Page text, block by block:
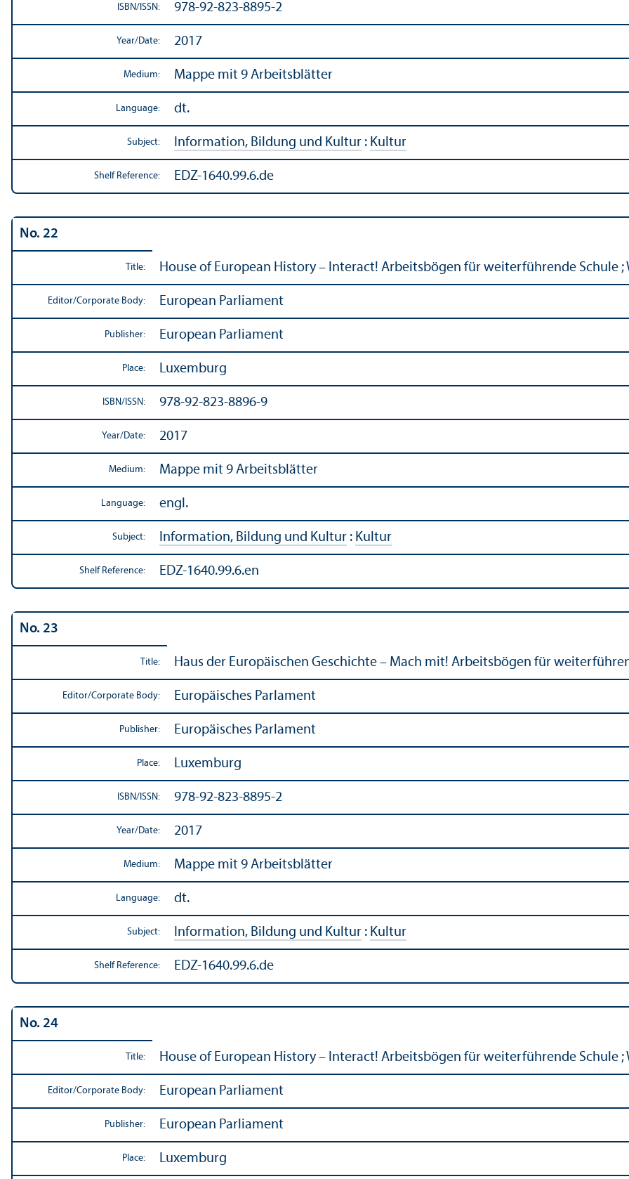
ISBN/ISSN: 978-92-823-8895-2
Year/Date: 2017
Medium: Mappe mit 9 Arbeitsblätter
Language: dt.
Subject: Information, Bildung und Kultur : Kultur
Shelf Reference: EDZ-1640.99.6.de
No. 22
Title: House of European History – Interact! Arbeitsbögen für weiterführende Schule ;
Editor/Corporate Body: European Parliament
Publisher: European Parliament
Place: Luxemburg
ISBN/ISSN: 978-92-823-8896-9
Year/Date: 2017
Medium: Mappe mit 9 Arbeitsblätter
Language: engl.
Subject: Information, Bildung und Kultur : Kultur
Shelf Reference: EDZ-1640.99.6.en
No. 23
Title: Haus der Europäischen Geschichte – Mach mit! Arbeitsbögen für
Editor/Corporate Body: Europäisches Parlament
Publisher: Europäisches Parlament
Place: Luxemburg
ISBN/ISSN: 978-92-823-8895-2
Year/Date: 2017
Medium: Mappe mit 9 Arbeitsblätter
Language: dt.
Subject: Information, Bildung und Kultur : Kultur
Shelf Reference: EDZ-1640.99.6.de
No. 24
Title: House of European History – Interact! Arbeitsbögen für weiterführende Schule ;
Editor/Corporate Body: European Parliament
Publisher: European Parliament
Place: Luxemburg